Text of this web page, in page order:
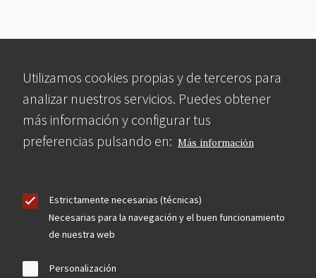
Utilizamos cookies propias y de terceros para
analizar nuestros servicios. Puedes obtener
más información y configurar tus
preferencias pulsando en: Más información
Estrictamente necesarias (técnicas)
Necesarias para la navegación y el buen funcionamiento
de nuestra web
Personalización